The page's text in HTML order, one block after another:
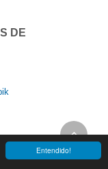
Entendido!
DE